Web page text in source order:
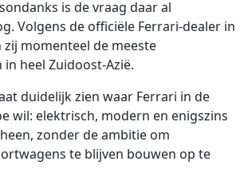
is de vraag daar al
Volgens de officiële Ferrari-dealer in
momenteel de meeste
heel Zuidoost-Azië.
duidelijk zien waar Ferrari in de
wil: elektrisch, modern en enigszins
zonder de ambitie om
te blijven bouwen op te